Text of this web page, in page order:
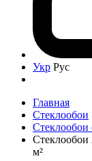
Укр Рус
Главная
Стеклообои
Стеклообои
м²